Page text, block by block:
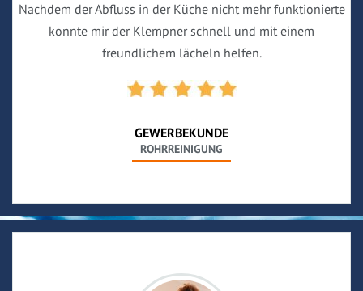
Nachdem der Abfluss in der Küche nicht mehr funktionierte
konnte mir der Klempner schnell und mit einem
freundlichem lächeln helfen.
GEWERBEKUNDE
ROHRREINIGUNG